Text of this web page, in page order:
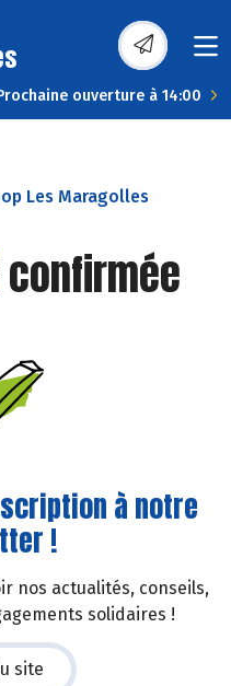
ouverture à 14:00
Les Maragolles
confirmée
à notre
!
nos actualités, conseils,
solidaires !
site